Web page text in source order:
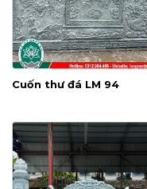
Cuốn thư đá LM 94